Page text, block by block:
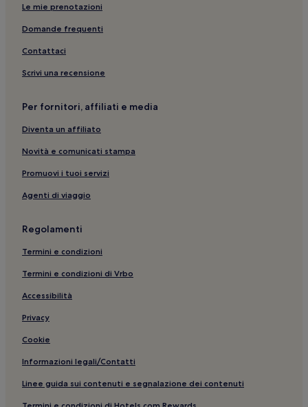
Terme Segestane: hotel nelle vicinanze
Spiaggia di Calatubo: hotel nelle vicinanze
Castellammare del Golfo: Hotel di lusso
Spaggia Forgia: hotel nelle vicinanze
Stazione di Partinico: hotel nelle vicinanze
Stazione di Trappeto: hotel nelle vicinanze
Castellammare del Golfo: Hotel con parcheggio
Castellammare del Golfo: Hotel con colazione gratuita
Spiaggia dei Faraglioni: Guest house
Tenuta Rapitalà: hotel nelle vicinanze
Castellammare del Golfo: Hotel con sorgente termale
Spiaggia dei Faraglioni: hotel nelle vicinanze
Alcamo: Ville
Città del Mare: hotel
Castellammare del Golfo: Hotel con animali ammessi
Partinico: Hotel per famiglie
Spiaggia Guidaloca: Hotel per famiglie nelle vicinanze
Castellammare del Golfo: Hotel sulla spiaggia
Le mie prenotazioni
Domande frequenti
Contattaci
Scrivi una recensione
Per fornitori, affiliati e media
Diventa un affiliato
Novità e comunicati stampa
Promuovi i tuoi servizi
Agenti di viaggio
Regolamenti
Termini e condizioni
Termini e condizioni di Vrbo
Accessibilità
Privacy
Cookie
Informazioni legali/Contatti
Linee guida sui contenuti e segnalazione dei contenuti